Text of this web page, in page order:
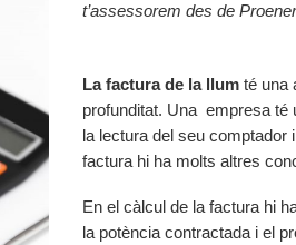
t’assessorem des de
La factura de la llum té una
profunditat. Una empresa té
la lectura del seu comptador
factura hi ha molts altres
En el càlcul de la factura hi
la potència contractada i el